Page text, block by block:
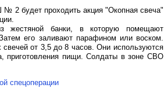
2 будет проходить акция "Окопная свеча"
жестяной банки, в которую помещают
его заливают парафином или воском.
свечей от 3,5 до 8 часов. Они используются
приготовления пищи. Солдаты в зоне СВО
спецоперации